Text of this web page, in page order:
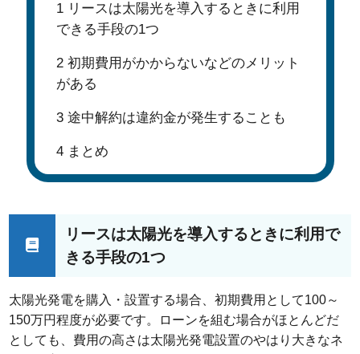
1 リースは太陽光を導入するときに利用
できる手段の1つ
2 初期費用がかからないなどのメリット
がある
3 途中解約は違約金が発生することも
4 まとめ
リースは太陽光を導入するときに利用で
きる手段の1つ
太陽光発電を購入・設置する場合、初期費用として100～
150万円程度が必要です。ローンを組む場合がほとんどだ
としても、費用の高さは太陽光発電設置のやはり大きなネ